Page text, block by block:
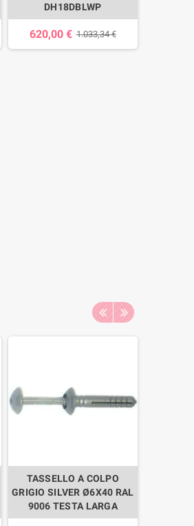
DH18DBLWP
620,00 € 1.033,34 €
TASSELLO A COLPO
GRIGIO SILVER Ø6X40 RAL
9006 TESTA LARGA